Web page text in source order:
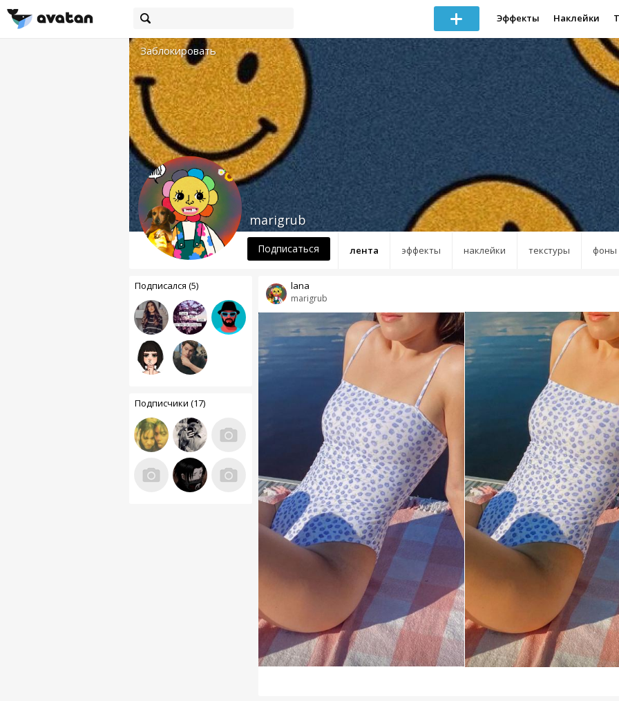
Эффекты Наклейки
Заблокировать
лента эффекты наклейки текстуры фоны
marigrub
Подписаться
Подписался (5)
Подписчики (17)
marigrub
lana